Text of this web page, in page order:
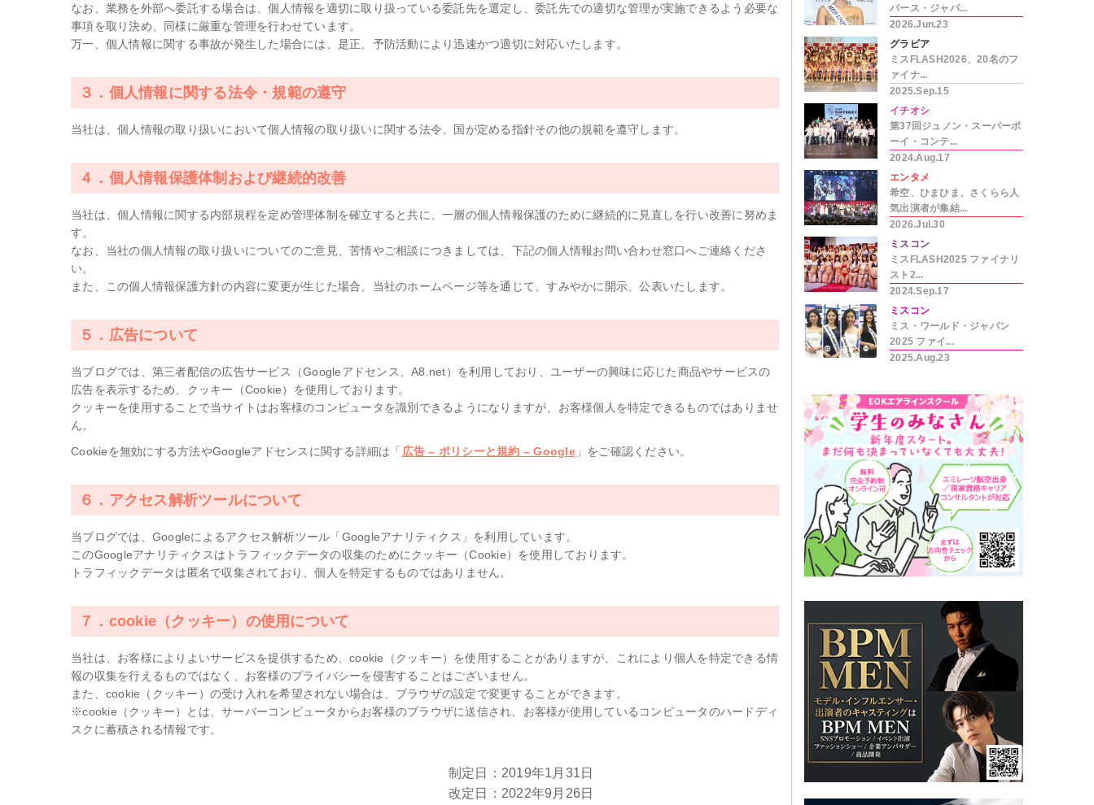
なお、業務を外部へ委託する場合は、個人情報を適切に取り扱っている委託先を選定し、委託先での適切な管理が実施できるよう必要な
事項を取り決め、同様に厳重な管理を行わせています。
万一、個人情報に関する事故が発生した場合には、是正、予防活動により迅速かつ適切に対応いたします。
３．個人情報に関する法令・規範の遵守
当社は、個人情報の取り扱いにおいて個人情報の取り扱いに関する法令、国が定める指針その他の規範を遵守します。
４．個人情報保護体制および継続的改善
当社は、個人情報に関する内部規程を定め管理体制を確立すると共に、一層の個人情報保護のために継続的に見直しを行い改善に努めま
す。
なお、当社の個人情報の取り扱いについてのご意見、苦情やご相談につきましては、下記の個人情報お問い合わせ窓口へご連絡くださ
い。
また、この個人情報保護方針の内容に変更が生じた場合、当社のホームページ等を通じて、すみやかに開示、公表いたします。
５．広告について
当ブログでは、第三者配信の広告サービス（Googleアドセンス、A8.net）を利用しており、ユーザーの興味に応じた商品やサービスの
広告を表示するため、クッキー（Cookie）を使用しております。
クッキーを使用することで当サイトはお客様のコンピュータを識別できるようになりますが、お客様個人を特定できるものではありませ
ん。
Cookieを無効にする方法やGoogleアドセンスに関する詳細は「 広告 – ポリシーと規約 – Google」をご確認ください。
６．アクセス解析ツールについて
当ブログでは、Googleによるアクセス解析ツール「Googleアナリティクス」を利用しています。
このGoogleアナリティクスはトラフィックデータの収集のためにクッキー（Cookie）を使用しております。
トラフィックデータは匿名で収集されており、個人を特定するものではありません。
７．cookie（クッキー）の使用について
当社は、お客様によりよいサービスを提供するため、cookie（クッキー）を使用することがありますが、これにより個人を特定できる情
報の収集を行えるものではなく、お客様のプライバシーを侵害することはございません。
また、cookie（クッキー）の受け入れを希望されない場合は、ブラウザの設定で変更することができます。
※cookie（クッキー）とは、サーバーコンピュータからお客様のブラウザに送信され、お客様が使用しているコンピュータのハードディ
スクに蓄積される情報です。
制定日：2019年1月31日
改定日：2022年9月26日
バース・ジャパ...
2026.Jun.23
グラビア
ミスFLASH2026、20名のフ
ァイナ...
2025.Sep.15
イチオシ
第37回ジュノン・スーパーボ
ーイ・コンテ...
2024.Aug.17
エンタメ
希空、ひまひま、さくらら人
気出演者が集結...
2026.Jul.30
ミスコン
ミスFLASH2025 ファイナリ
スト2...
2024.Sep.17
ミスコン
ミス・ワールド・ジャパン
2025 ファイ...
2025.Aug.23